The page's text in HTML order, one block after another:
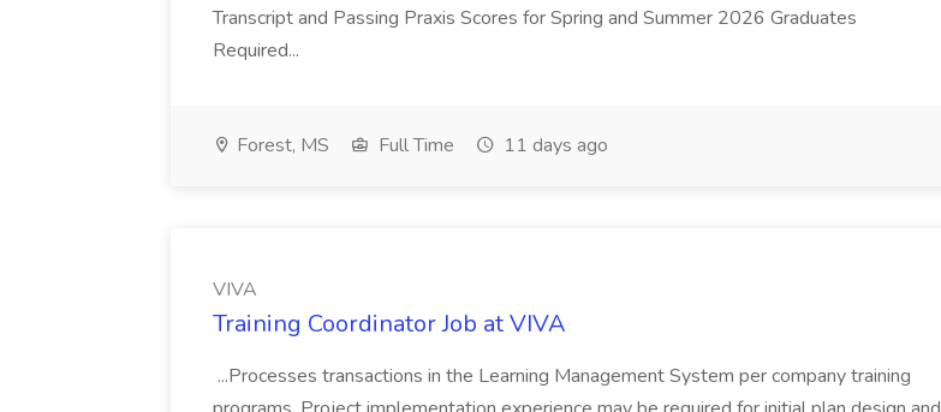
Transcript and Passing Praxis Scores for Spring and Summer 2026 Graduates
Required...
Forest, MS Full Time 11 days ago
VIVA
Training Coordinator Job at VIVA
...Processes transactions in the Learning Management System per company training